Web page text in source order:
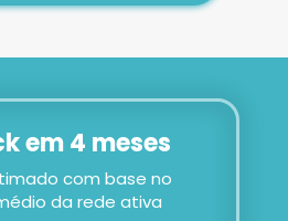
em 4 meses
com base no
da rede ativa